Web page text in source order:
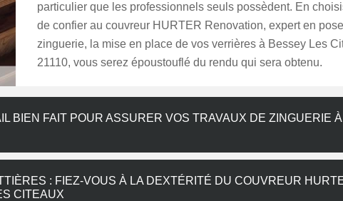
particulier que les professionnels seuls possèdent. En
de confier au couvreur HURTER Renovation, expert en
zinguerie, la mise en place de vos verrières à Bessey Les
21110, vous serez époustouflé du rendu qui sera obtenu.
BIEN FAIT POUR ASSURER VOS TRAVAUX DE ZINGUERIE À
: FIEZ-VOUS À LA DEXTÉRITÉ DU COUVREUR
CITEAUX